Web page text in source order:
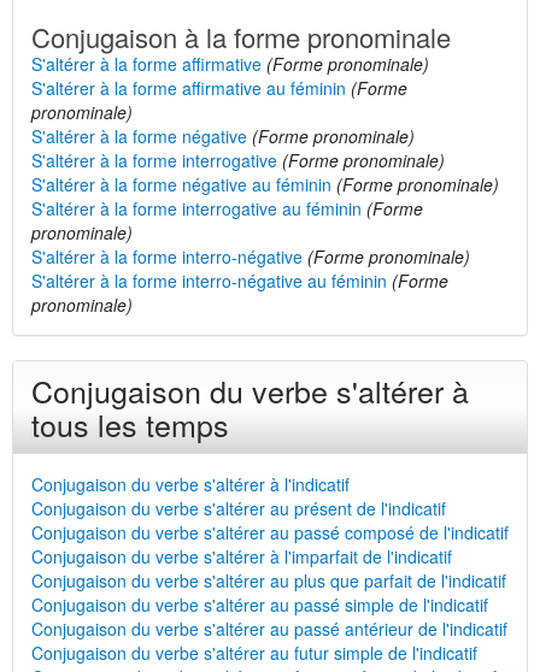
Conjugaison à la forme pronominale
S'altérer à la forme affirmative (Forme pronominale)
S'altérer à la forme affirmative au féminin (Forme
pronominale)
S'altérer à la forme négative (Forme pronominale)
S'altérer à la forme interrogative (Forme pronominale)
S'altérer à la forme négative au féminin (Forme pronominale)
S'altérer à la forme interrogative au féminin (Forme
pronominale)
S'altérer à la forme interro-négative (Forme pronominale)
S'altérer à la forme interro-négative au féminin (Forme
pronominale)
Conjugaison du verbe s'altérer à
tous les temps
Conjugaison du verbe s'altérer à l'indicatif
Conjugaison du verbe s'altérer au présent de l'indicatif
Conjugaison du verbe s'altérer au passé composé de l'indicatif
Conjugaison du verbe s'altérer à l'imparfait de l'indicatif
Conjugaison du verbe s'altérer au plus que parfait de l'indicatif
Conjugaison du verbe s'altérer au passé simple de l'indicatif
Conjugaison du verbe s'altérer au passé antérieur de l'indicatif
Conjugaison du verbe s'altérer au futur simple de l'indicatif